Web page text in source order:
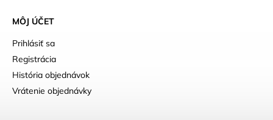
MÔJ ÚČET
Prihlásiť sa
Registrácia
História objednávok
Vrátenie objednávky